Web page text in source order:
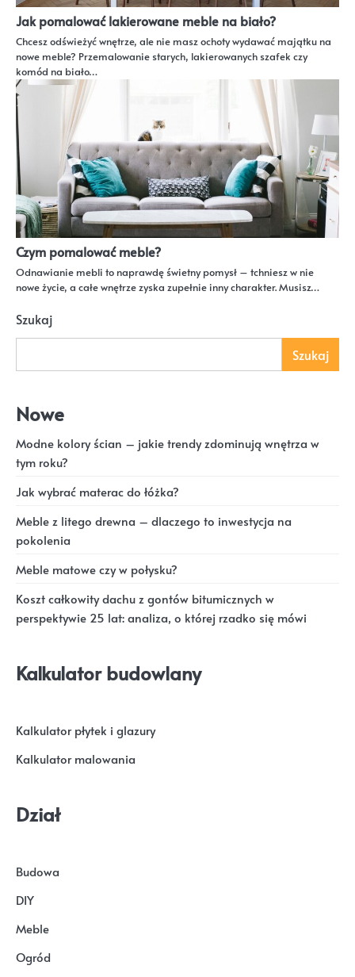
Jak pomalować lakierowane meble na biało?
Chcesz odświeżyć wnętrze, ale nie masz ochoty wydawać majątku na
nowe meble? Przemalowanie starych, lakierowanych szafek czy
komód na biało…
Czym pomalować meble?
Odnawianie mebli to naprawdę świetny pomysł – tchniesz w nie
nowe życie, a całe wnętrze zyska zupełnie inny charakter. Musisz…
Szukaj
Szukaj
Nowe
Modne kolory ścian – jakie trendy zdominują wnętrza w
tym roku?
Jak wybrać materac do łóżka?
Meble z litego drewna – dlaczego to inwestycja na
pokolenia
Meble matowe czy w połysku?
Koszt całkowity dachu z gontów bitumicznych w
perspektywie 25 lat: analiza, o której rzadko się mówi
Kalkulator budowlany
Kalkulator płytek i glazury
Kalkulator malowania
Dział
Budowa
DIY
Meble
Ogród